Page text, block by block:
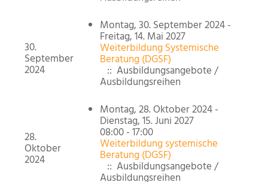
30.
September
2024
Montag, 30. September 2024 -
Freitag, 14. Mai 2027
Weiterbildung Systemische
Beratung (DGSF)
:: Ausbildungsangebote /
Ausbildungsreihen
28.
Oktober
2024
Montag, 28. Oktober 2024 -
Dienstag, 15. Juni 2027
08:00 - 17:00
Weiterbildung systemische
Beratung (DGSF)
:: Ausbildungsangebote /
Ausbildungsreihen